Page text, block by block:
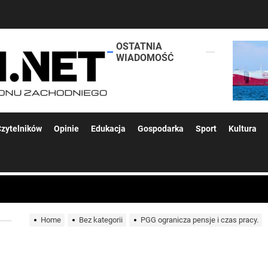
lokalsi.net
OSTATNIA
WIADOMOŚĆ
Opinie Edukacja Gospodarka Sport Kultura
woda nieprzydatna do spożycia!!!
Rybnik?
kolejnych afer w ochronie zdrowia — czas zacząć mówić o
Home Bez kategorii PGG ogranicza pensje i czas pracy.